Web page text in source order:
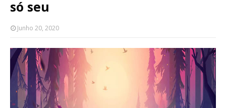
só seu
Junho 20, 2020